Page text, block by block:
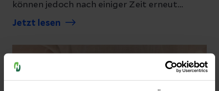
können jedoch nach einiger Zeit erneut
Beschwerden auftreten, die einen Wechsel
Erfahren Sie alles Wissenswerte rund um
Revisionsoperationen bei künstlichen
Gelenken.
Jetzt lesen